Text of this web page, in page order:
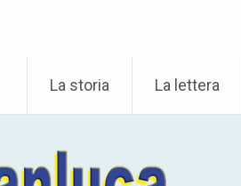
La storia La lettera